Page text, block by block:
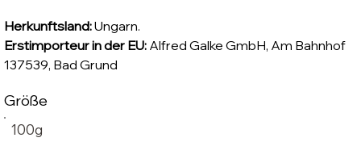
Herkunftsland:Ungarn.
Erstimporteur in der EU: Alfred Galke GmbH, Am Bahnhof
137539, Bad Grund
100g
Größe